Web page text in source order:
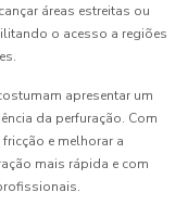
áreas estreitas ou
o acesso a regiões
apresentar um
da perfuração. Com
e melhorar a
mais rápida e com